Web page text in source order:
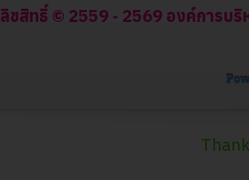
ลิขสิทธิ์ © 2559 - 2569 องค์การบ